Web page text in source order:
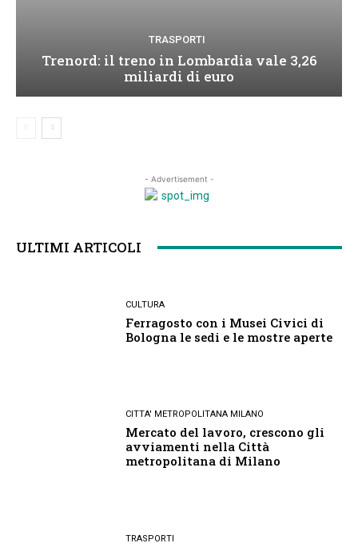
TRASPORTI
Trenord: il treno in Lombardia vale 3,26
miliardi di euro
- Advertisement -
ULTIMI ARTICOLI
CULTURA
Ferragosto con i Musei Civici di
Bologna le sedi e le mostre aperte
CITTA' METROPOLITANA MILANO
Mercato del lavoro, crescono gli
avviamenti nella Città
metropolitana di Milano
TRASPORTI